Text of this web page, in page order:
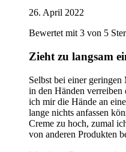
26. April 2022
Bewertet mit 3 von 5
Zieht zu langsam
Selbst bei einer geringen
in den Händen verreiben
ich mir die Hände an
lange nichts anfassen
Creme zu hoch, zumal
von anderen Produkten